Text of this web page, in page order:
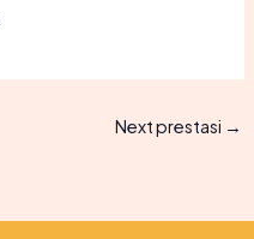
Next prestasi →